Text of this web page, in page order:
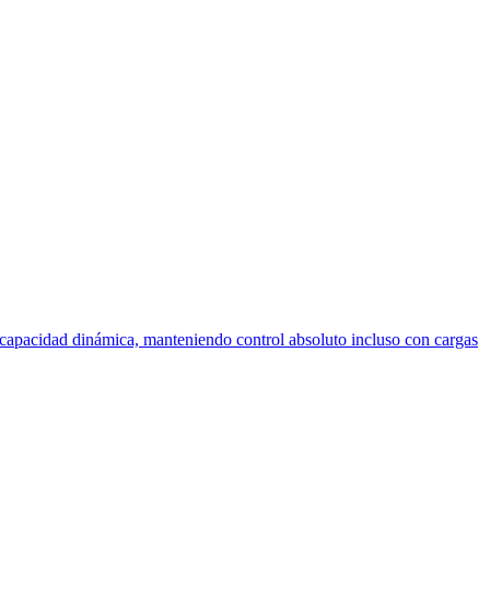
dinámica, manteniendo control absoluto incluso con cargas